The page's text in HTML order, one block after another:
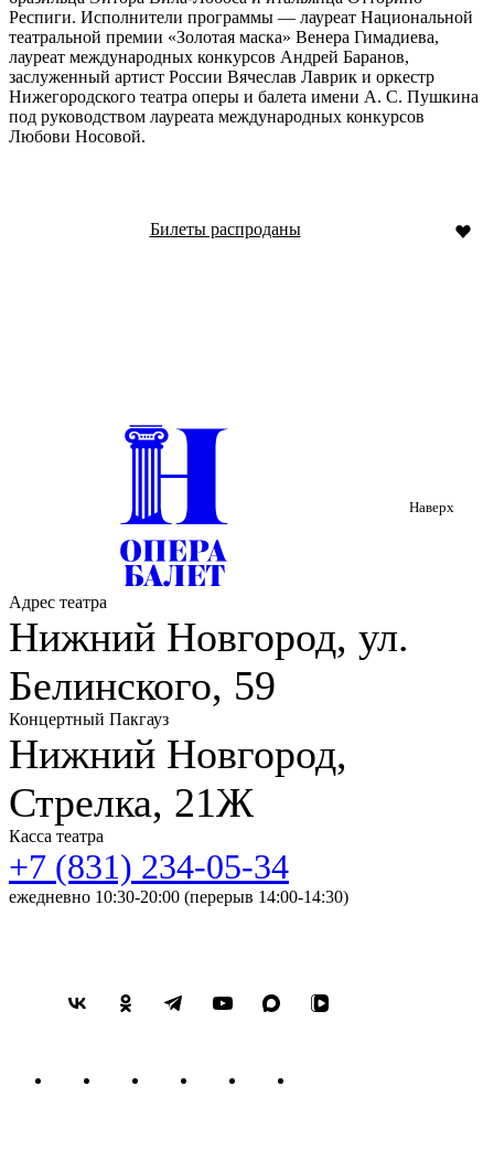
Респиги. Исполнители программы — лауреат Национальной
театральной премии «Золотая маска» Венера Гимадиева,
лауреат международных конкурсов Андрей Баранов,
заслуженный артист России Вячеслав Лаврик и оркестр
Нижегородского театра оперы и балета имени А. С. Пушкина
под руководством лауреата международных конкурсов
Любови Носовой.
Билеты распроданы
Наверх
Адрес театра
Нижний Новгород, ул.
Белинского, 59
Концертный Пакгауз
Нижний Новгород,
Стрелка, 21Ж
Касса театра
+7 (831) 234-05-34
ежедневно 10:30-20:00 (перерыв 14:00-14:30)